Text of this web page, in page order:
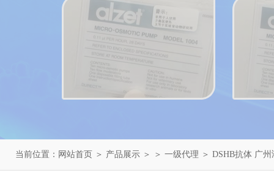
当前位置： 网站首页 ＞ 产品展示 ＞ ＞ 一级代理 ＞ DSHB抗体 广